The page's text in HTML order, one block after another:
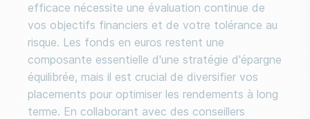
efficace nécessite une évaluation continue de
vos objectifs financiers et de votre tolérance au
risque. Les fonds en euros restent une
composante essentielle d'une stratégie d'épargne
équilibrée, mais il est crucial de diversifier vos
placements pour optimiser les rendements à long
terme. En collaborant avec des conseillers